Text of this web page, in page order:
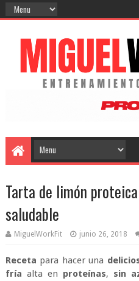
Tarta de limón
saludable
MiguelWorkFit junio 26, 2018
Receta para hacer una
fría alta en proteínas, sin